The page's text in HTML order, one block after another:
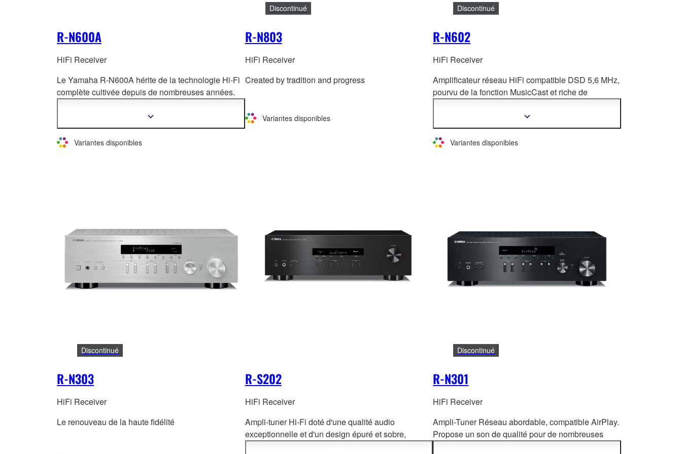
R-N600A
HiFi Receiver
Le Yamaha R-N600A hérite de la technologie Hi-Fi
complète cultivée depuis de nombreuses années.
MusicCast, ce qui vous offre une plus grande liberté
d'écoute et une plus grande flexibilité.
Afficher
Variantes disponibles
R-N803
Discontinué
HiFi Receiver
Created by tradition and progress
Variantes disponibles
R-N602
Discontinué
HiFi Receiver
Amplificateur réseau HiFi compatible DSD 5,6 MHz,
pourvu de la fonction MusicCast et riche de
large sélection de sources sonores, parmi
lesquelles smartphones, services de streaming et
morceaux haute-définition.
Afficher
Variantes disponibles
R-N303
Discontinué
HiFi Receiver
Le renouveau de la haute fidélité
R-S202
HiFi Receiver
Ampli-tuner Hi-Fi doté d'une qualité audio
exceptionnelle et d'un design épuré et sobre,
R-N301
Discontinué
HiFi Receiver
Ampli-Tuner Réseau abordable, compatible AirPlay.
Propose un son de qualité pour de nombreuses